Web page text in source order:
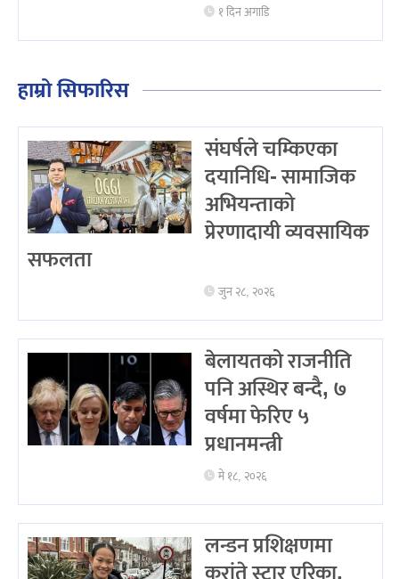
१ दिन अगाडि
हाम्रो सिफारिस
संघर्षले चम्किएका
दयानिधि- सामाजिक
अभियन्ताको
प्रेरणादायी व्यवसायिक
सफलता
जुन २८, २०२६
बेलायतको राजनीति
पनि अस्थिर बन्दै, ७
वर्षमा फेरिए ५
प्रधानमन्त्री
मे १८, २०२६
लन्डन प्रशिक्षणमा